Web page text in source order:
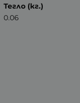
Тегло (кг.)
0.06